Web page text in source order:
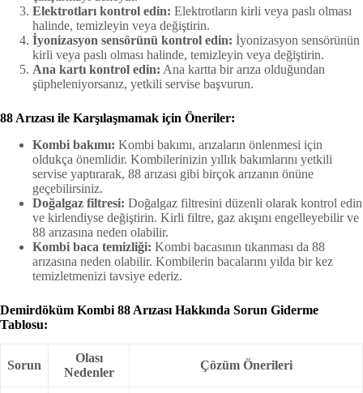
Elektrotları kontrol edin: Elektrotların kirli veya paslı olması
halinde, temizleyin veya değiştirin.
İyonizasyon sensörünü kontrol edin: İyonizasyon sensörünün
kirli veya paslı olması halinde, temizleyin veya değiştirin.
Ana kartı kontrol edin: Ana kartta bir arıza olduğundan
şüpheleniyorsanız, yetkili servise başvurun.
88 Arızası ile Karşılaşmamak için Öneriler:
Kombi bakımı: Kombi bakımı, arızaların önlenmesi için
oldukça önemlidir. Kombilerinizin yıllık bakımlarını yetkili
servise yaptırarak, 88 arızası gibi birçok arızanın önüne
geçebilirsiniz.
Doğalgaz filtresi: Doğalgaz filtresini düzenli olarak kontrol edin
ve kirlendiyse değiştirin. Kirli filtre, gaz akışını engelleyebilir ve
88 arızasına neden olabilir.
Kombi baca temizliği: Kombi bacasının tıkanması da 88
arızasına neden olabilir. Kombilerin bacalarını yılda bir kez
temizletmenizi tavsiye ederiz.
Demirdöküm Kombi 88 Arızası Hakkında Sorun Giderme
Tablosu:
Sorun
Olası
Nedenler
Çözüm Önerileri